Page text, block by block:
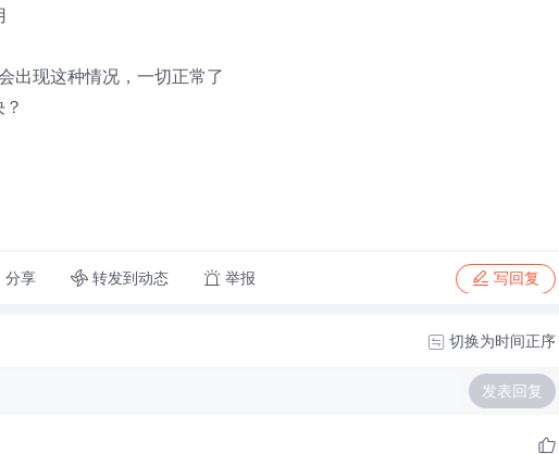
出现这种情况，一切正常了
分享 转发到动态 举报 写回复
切换为时间正序
发表回复